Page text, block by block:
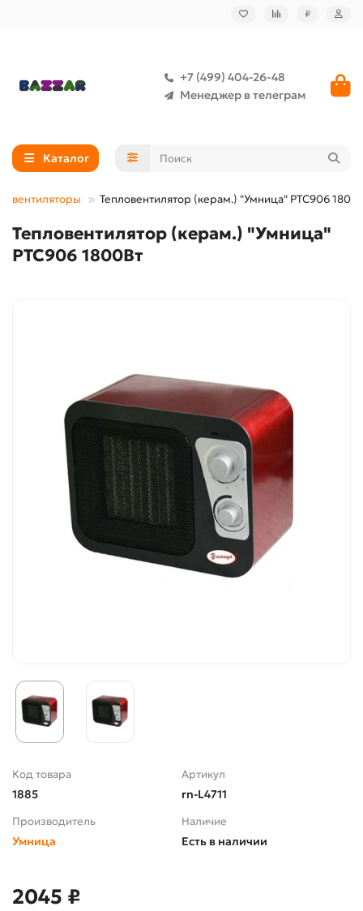
₽
+7 (499) 404-26-48
Менеджер в телеграм
Каталог
Тепловентилятор (керам.) "Умница" РТС906
Тепловентилятор (керам.) "Умница"
РТС906 1800Вт
Код товара
1885
Артикул
rn-L4711
Производитель
Умница
Наличие
Есть в наличии
2045 ₽